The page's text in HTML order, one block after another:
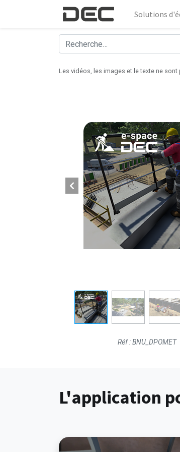
Solutions
Les vidéos, les images et le texte ne
Réf : BNU_DPOMET
L'application